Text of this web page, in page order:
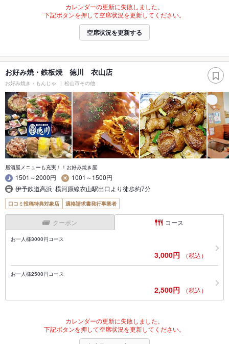
カレンダーの更新に失敗しました。
下記ボタンを押して空席状況を更新してください。
空席状況を更新する
お好み焼・鉄板焼 徳川 衣山店
お好み焼き・もんじゃ 松山市その他
居酒屋メニューも充実！！お好み焼き屋
1501～2000円
1001～1500円
伊予鉄道高浜･横河原線衣山駅出口より徒歩約7分
口コミ投稿特典対象店 適格請求書発行事業者
クーポン コース
お一人様3000円コース
3,000円 （税込）
お一人様2500円コース
2,500円 （税込）
カレンダーの更新に失敗しました。
下記ボタンを押して空席状況を更新してください。